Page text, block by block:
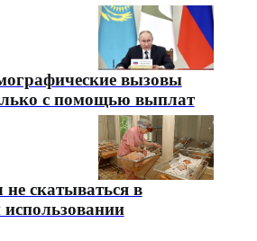
вызовы
с помощью выплат
скатываться в